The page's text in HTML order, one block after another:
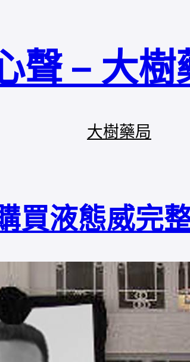
聲 – 大
大樹藥局
買液態威完